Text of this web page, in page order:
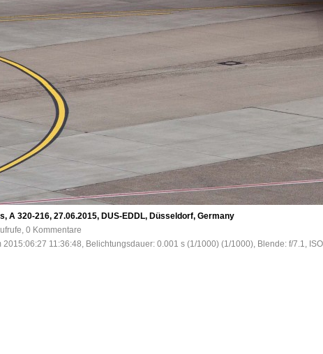
A 320-216, 27.06.2015, DUS-EDDL, Düsseldorf, Germany
0 Kommentare
2015:06:27 11:36:48, Belichtungsdauer: 0.001 s (1/1000) (1/1000), Blende: f/7.1,